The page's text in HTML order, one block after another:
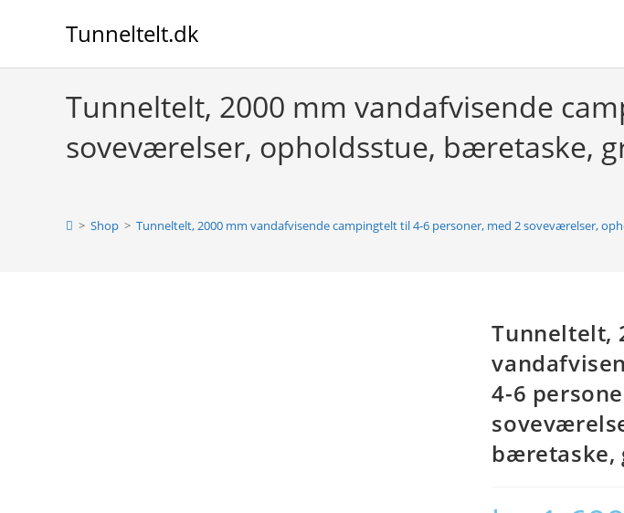
Tunneltelt.dk
Tunneltelt, 2000 mm vandafvisende
soveværelser, opholdsstue, bæretaske,
> Shop > Tunneltelt, 2000 mm vandafvisende campingtelt til 4-6 personer, med 2 soveværelser,
Tunneltelt,
4-6
bæretaske,